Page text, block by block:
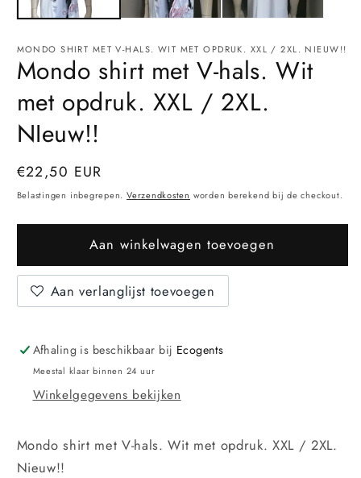
MONDO SHIRT MET V-HALS. WIT MET OPDRUK. XXL / 2XL. NIEUW!!
Mondo shirt met V-hals. Wit
met opdruk. XXL / 2XL.
NIeuw!!
Normale
prijs
€22,50 EUR
Belastingen inbegrepen. Verzendkosten worden berekend bij de checkout.
Aan winkelwagen toevoegen
Aan verlanglijst toevoegen
Afhaling is beschikbaar bij Ecogents
Meestal klaar binnen 24 uur
Winkelgegevens bekijken
Mondo shirt met V-hals. Wit met opdruk. XXL / 2XL.
Nieuw!!